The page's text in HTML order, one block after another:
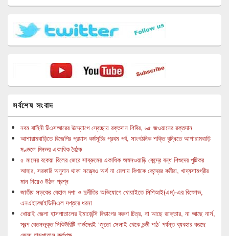
সর্বশেষ সংবাদ
নবম বাহিনী টিএসআরের উদ্যোগে স্বেচ্ছায় রক্তদান শিবির, ৬৫ জওয়ানের রক্তদান
আশারামবাড়িতে বিজেপির প্রয়াস কর্মসূচির প্রথম পর্ব, সাংগঠনিক শক্তি বৃদ্ধিতে আশারামবাড়ি
মণ্ডলে দিনভর একাধিক বৈঠক
৫ মাসের বকেয়া বিলের জেরে সাব্রুমের একাধিক অঙ্গনওয়াড়ি কেন্দ্রে বন্ধ শিশুদের পুষ্টিকর
আহার, সরকারি অনুদান থাকা সত্ত্বেও অর্থ না মেলায় বিপাকে কেন্দ্রের কর্মীরা, খাদ্যসামগ্রীর
মান নিয়েও উঠল প্রশ্ন
জাতীয় সড়কের বেহাল দশা ও দুর্নীতির অভিযোগে খোয়াইতে সিপিআই(এম)-এর বিক্ষোভ,
এনএইচআইডিসিএল দপ্তরে ধরনা
খোয়াই জেলা হাসপাতালের ইমার্জেন্সি বিভাগের করুণ চিত্র, না আছে ডাক্তার, না আছে নার্স,
স্বল্প বেতনভূক্ত সিকিউরিটি গার্ডদেরই ‘জুতো সেলাই থেকে চন্ডী পাঠ’ পর্যন্ত ব্যবহার করছে